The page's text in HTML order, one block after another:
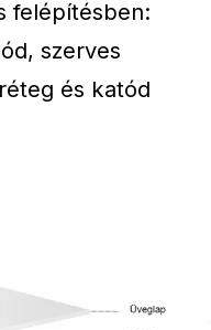
felépítésben:
szerves
és katód